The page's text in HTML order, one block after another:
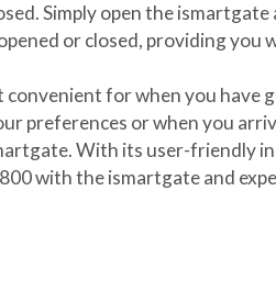
Simply open the ismartgate
or closed, providing you
for when you have
preferences or when you
With its user-friendly
with the ismartgate and